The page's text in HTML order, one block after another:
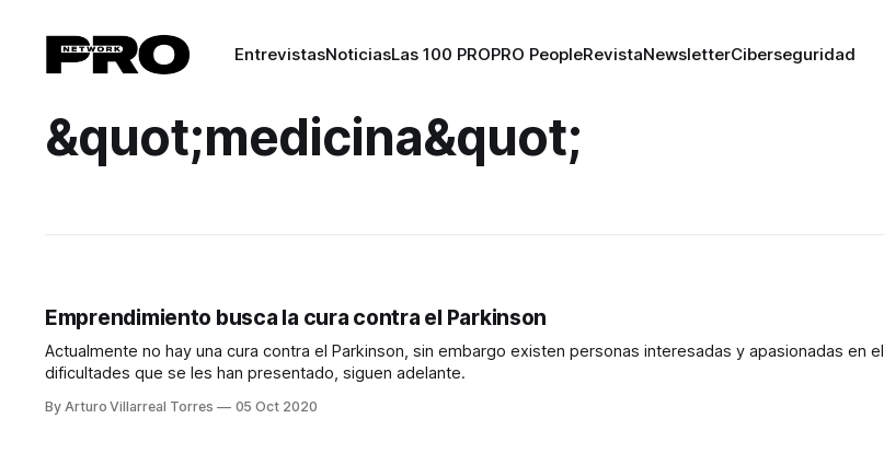
EntrevistasNoticiasLas 100 PROPRO PeopleRevistaNewsletterCiberseguridad
&quot;medicina&quot;
Emprendimiento busca la cura contra el Parkinson
Actualmente no hay una cura contra el Parkinson, sin embargo existen personas interesadas y apasionadas en
dificultades que se les han presentado, siguen adelante.
By Arturo Villarreal Torres 05 Oct 2020